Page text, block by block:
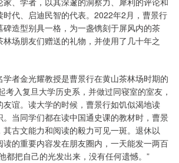
代、启迪民智的代表。2022年2月，曹景行
碑造型别具一格，为一盏镌刻于屏风内的茶
场朋友们赠送的礼物，并使用了几十年之
者金光耀教授是曹景行在黄山茶林场时期的
考入复旦大学历史系，并做过同寝室的室友，
友谊。读大学的时候，曹景行如饥似渴地读
当同学们都在读中国通史课的教材时，曹景
古文能力和阅读的毅力可见一斑。退休以
读的重要内容发在朋友圈内，一天能发一两百
都把自己的光发出来，没有任何遗憾。”